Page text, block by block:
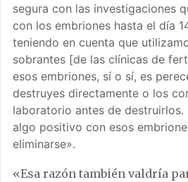
segura con las investigaciones
con los embriones hasta el día
teniendo en cuenta que
sobrantes [de las clínicas de
esos embriones, sí o sí, es
destruyes directamente o los
laboratorio antes de destruirlos.
algo positivo con esos
eliminarse».
«Esa razón también valdría